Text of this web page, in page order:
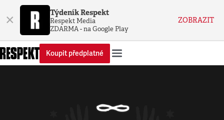
× Týdeník Respekt
Respekt Media
ZDARMA - na Google Play
ZOBRAZIT
Koupit předplatné